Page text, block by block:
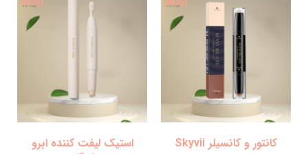
کانتور و کانسیلر Skyvii
استیک لیفت کننده ابرو